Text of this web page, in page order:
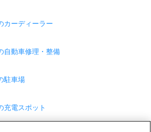
カーディーラー
自動車修理・整備
駐車場
充電スポット